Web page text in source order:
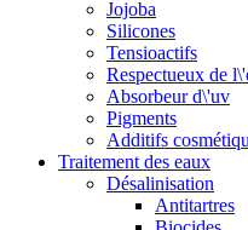
Jojoba
Silicones
Tensioactifs
Respectueux de
Absorbeur d\'uv
Pigments
Additifs
Traitement des eaux
Désalinisation
Antitartres